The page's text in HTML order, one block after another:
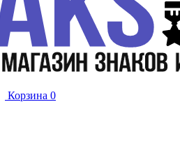
Корзина 0